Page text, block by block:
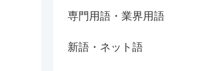
専門用語・業界用語
新語・ネット語